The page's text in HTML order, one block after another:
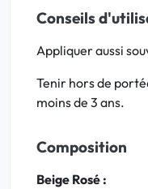
Conseils
Appliquer aussi
Tenir hors de
moins de 3 ans.
Composition
Beige Rosé :